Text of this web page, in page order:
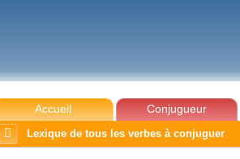
Accueil Conjugueur

Lexique de tous les verbes à conjuguer